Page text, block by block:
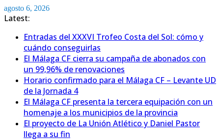
Saltar
al
agosto 6, 2026
Latest:
Entradas del XXXVI Trofeo Costa del Sol: cómo y
cuándo conseguirlas
El Málaga CF cierra su campaña de abonados con
un 99,96% de renovaciones
Horario confirmado para el Málaga CF – Levante UD
de la Jornada 4
El Málaga CF presenta la tercera equipación con un
homenaje a los municipios de la provincia
El proyecto de La Unión Atlético y Daniel Pastor
llega a su fin